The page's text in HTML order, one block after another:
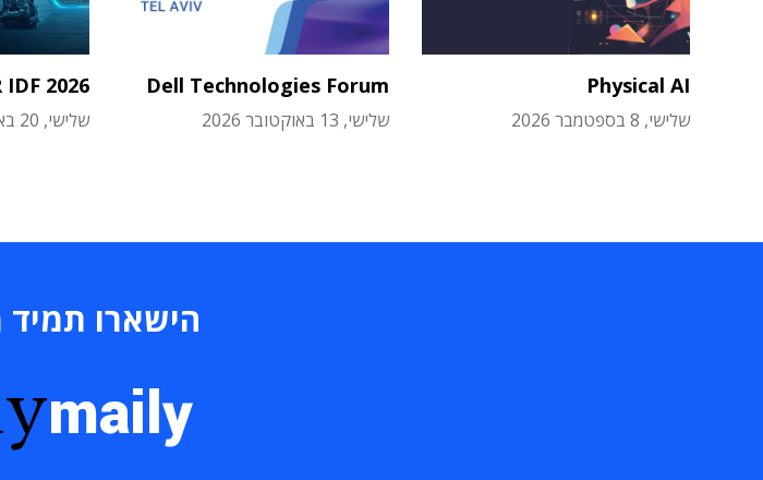
Physical AI
שלישי, 8 בספטמבר 2026
Dell Technologies Forum
שלישי, 13 באוקטובר 2026
IDF 2026
שלישי, 20 באוקטובר 2026
הישארו תמיד
maily